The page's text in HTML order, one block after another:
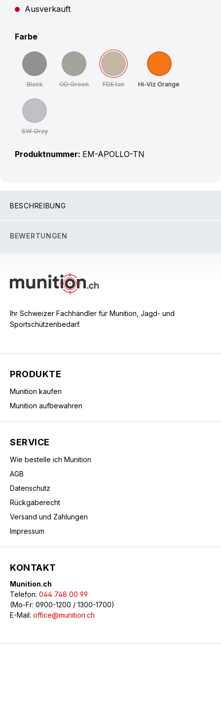
Ausverkauft
Farbeauswählen
Black OD Green
(Diese Option ist zurzeit nicht verfügbar.)
FDE tan
(Diese Option ist zurzeit nicht
Hi-Viz Orange
SW Gray
(Diese Option ist zurzeit nicht verfügbar.)
Produktnummer: EM-APOLLO-TN
BESCHREIBUNG
BEWERTUNGEN
Ihr Schweizer Fachhändler für Munition, Jagd- und
Sportschützenbedarf.
PRODUKTE
Munition kaufen
Munition aufbewahren
SERVICE
Wie bestelle ich Munition
AGB
Datenschutz
Rückgaberecht
Versand und Zahlungen
Impressum
KONTAKT
Munition.ch
Telefon: 044 748 00 99
(Mo-Fr: 0900-1200 / 1300-1700)
E-Mail: office@munition.ch